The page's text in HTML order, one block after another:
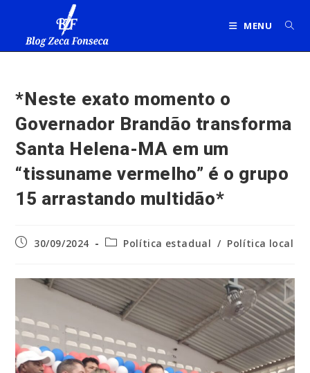
MENU
*Neste exato momento o
Governador Brandão transforma
Santa Helena-MA em um
“tissuname vermelho” é o grupo
15 arrastando multidão*
Post30/09/2024
Categoria
Política estadual / Política local